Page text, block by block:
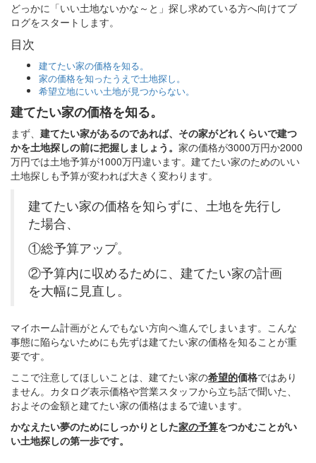
どっかに「いい土地ないかな～と」探し求めている方へ向けてブ
ログをスタートします。
目次
建てたい家の価格を知る。
家の価格を知ったうえで土地探し。
希望立地にいい土地が見つからない。
建てたい家の価格を知る。
まず、 建てたい家があるのであれば、その家がどれくらいで建つ
かを土地探しの前に把握しましょう。 家の価格が3000万円か2000
万円では土地予算が1000万円違います。建てたい家のためのいい
土地探しも予算が変われば大きく変わります。
建てたい家の価格を知らずに、土地を先行し
た場合、
①総予算アップ。
②予算内に収めるために、建てたい家の計画
を大幅に見直し。
マイホーム計画がとんでもない方向へ進んでしまいます。こんな
事態に陥らないためにも先ずは建てたい家の価格を知ることが重
要です。
ここで注意してほしいことは、建てたい家の希望的価格ではあり
ません。カタログ表示価格や営業スタッフから立ち話で聞いた、
およその金額と建てたい家の価格はまるで違います。
かなえたい夢のためにしっかりとした家の予算をつかむことがい
い土地探しの第一歩です。